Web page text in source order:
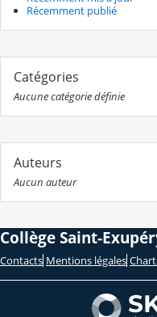
Récemment publié
Catégories
Aucune catégorie définie
Auteurs
Aucun auteur
Collège Saint-
Contacts Mentions légales